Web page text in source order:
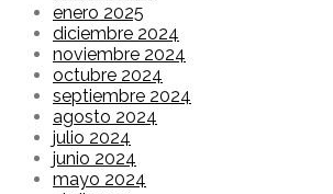
enero 2025
diciembre 2024
noviembre 2024
octubre 2024
septiembre 2024
agosto 2024
julio 2024
junio 2024
mayo 2024